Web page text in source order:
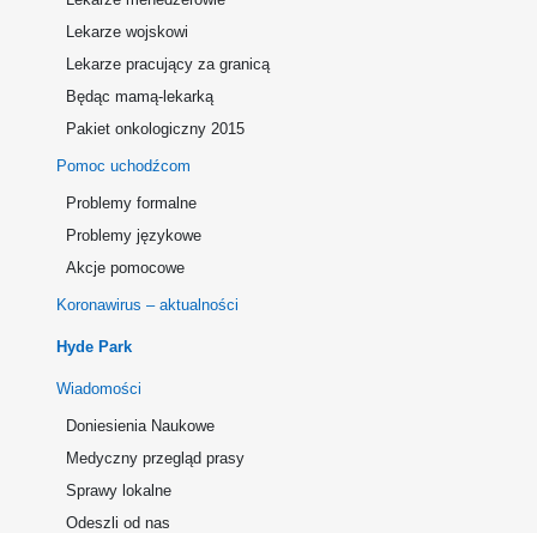
Lekarze wojskowi
Lekarze pracujący za granicą
Będąc mamą-lekarką
Pakiet onkologiczny 2015
Pomoc uchodźcom
Problemy formalne
Problemy językowe
Akcje pomocowe
Koronawirus – aktualności
Hyde Park
Wiadomości
Doniesienia Naukowe
Medyczny przegląd prasy
Sprawy lokalne
Odeszli od nas